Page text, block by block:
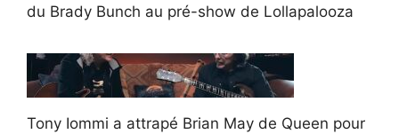
du Brady Bunch au pré-show de Lollapalooza
Tony Iommi a attrapé Brian May de Queen pour